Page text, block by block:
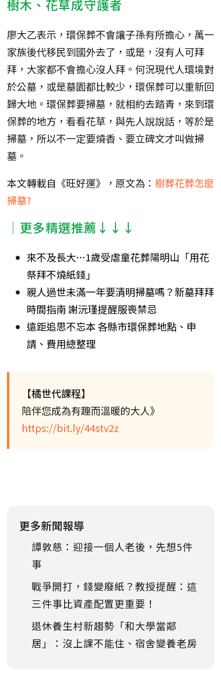
樹木、花草成守護者
廖大乙表示，環保葬不會讓子孫有所擔心，萬一
家族後代移民到國外去了，或是，沒有人可拜
拜，大家都不會擔心沒人拜。何況現代人環境對
於公墓，或是墓園都比較少，環保葬可以重新回
歸大地。環保葬要掃墓，就相約去踏青，來到環
保葬的地方，看看花草，與先人說說話，等於是
掃墓，所以不一定要燒香、要立碑文才叫做掃
墓。
本文轉載自《旺好運》，原文為： 樹葬花葬怎麼
掃墓?
│更多精選推薦↓↓↓
來不及長大…1歲受虐童花葬陽明山「用花
祭拜不燒紙錢」
親人過世未滿一年要清明掃墓嗎？新墓拜拜
時間指南 謝沅瑾提醒服喪禁忌
遠距追思不忘本 各縣市環保葬地點、申
請、費用總整理
【橘世代課程】
陪伴您成為有趣而溫暖的大人》
https://bit.ly/44stv2z
更多新聞報導
譚敦慈：迎接一個人老後，先想5件
事
戰爭開打，錢變廢紙？教授提醒：這
三件事比資產配置更重要！
退休養生村新趨勢「和大學當鄰
居」：沒上課不能住、宿舍變養老房